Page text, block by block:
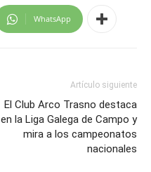
WhatsApp
Artículo siguiente
El Club Arco Trasno destaca
en la Liga Galega de Campo y
mira a los campeonatos
nacionales